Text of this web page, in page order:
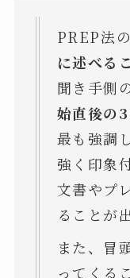
PREP法
に述べる
聞き手側
始直後の
最も強調
強く印象
文書やプ
ることが
また、冒
ってくる